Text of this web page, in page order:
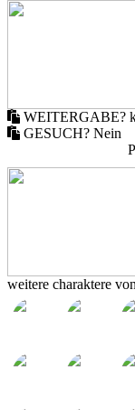
WEITERGABE?
GESUCH? Nein
weitere charaktere von